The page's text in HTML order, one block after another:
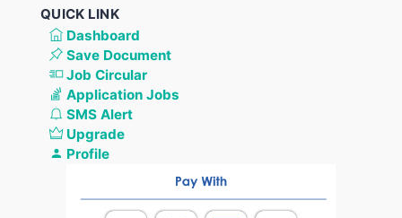
QUICK LINK
Dashboard
Save Document
Job Circular
Application Jobs
SMS Alert
Upgrade
Profile